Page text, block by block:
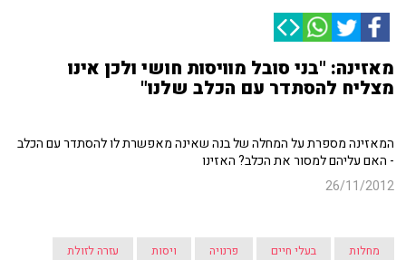
מאזינה: "בני סובל מוויסות חושי ולכן אינו
מצליח להסתדר עם הכלב שלנו"
המאזינה מספרת על המחלה של בנה שאינה מאפשרת לו להסתדר עם הכלב
- האם עליהם למסור את הכלב? האזינו
26/11/2012
מחלות בעלי חיים פרנויה ויסות עזרה לזולת